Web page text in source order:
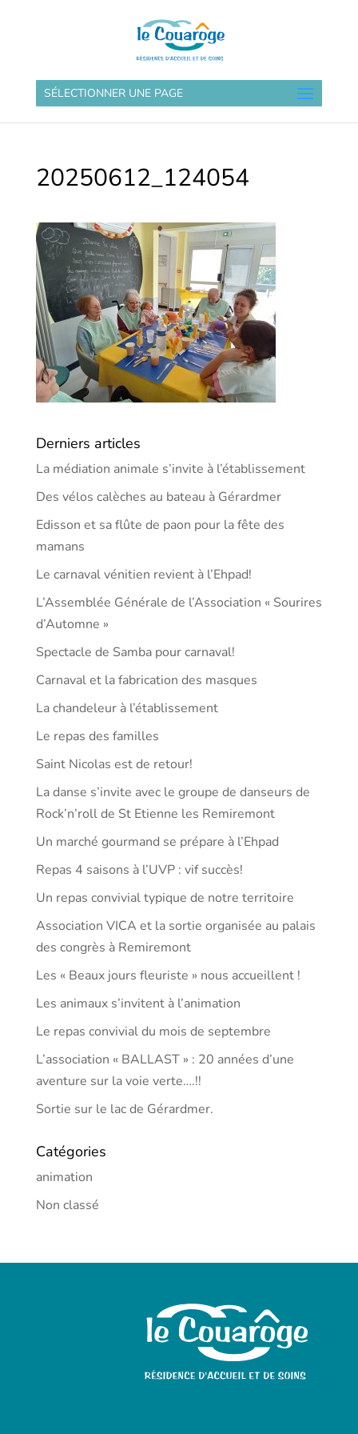
SÉLECTIONNER UNE PAGE
20250612_124054
Derniers articles
La médiation animale s’invite à l’établissement
Des vélos calèches au bateau à Gérardmer
Edisson et sa flûte de paon pour la fête des
mamans
Le carnaval vénitien revient à l’Ehpad!
L’Assemblée Générale de l’Association « Sourires
d’Automne »
Spectacle de Samba pour carnaval!
Carnaval et la fabrication des masques
La chandeleur à l’établissement
Le repas des familles
Saint Nicolas est de retour!
La danse s’invite avec le groupe de danseurs de
Rock’n’roll de St Etienne les Remiremont
Un marché gourmand se prépare à l’Ehpad
Repas 4 saisons à l’UVP : vif succès!
Un repas convivial typique de notre territoire
Association VICA et la sortie organisée au palais
des congrès à Remiremont
Les « Beaux jours fleuriste » nous accueillent !
Les animaux s’invitent à l’animation
Le repas convivial du mois de septembre
L’association « BALLAST » : 20 années d’une
aventure sur la voie verte….!!
Sortie sur le lac de Gérardmer.
Catégories
animation
Non classé